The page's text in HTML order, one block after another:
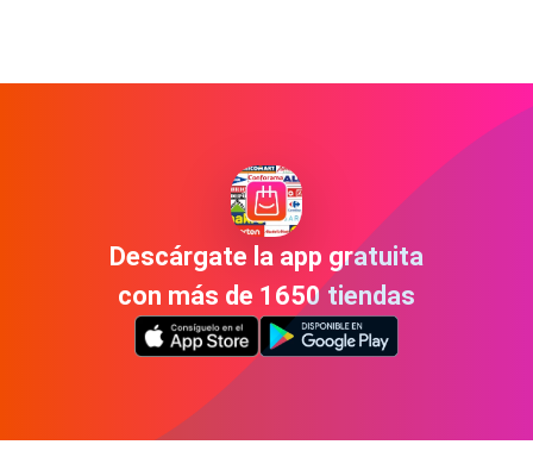
Descárgate la app gratuita
con más de 1650 tiendas